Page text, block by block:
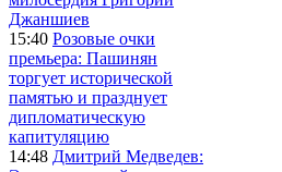
Джаншиев
15:40 Розовые очки
премьера: Пашинян
торгует исторической
памятью и празднует
дипломатическую
капитуляцию
14:48 Дмитрий Медведев: